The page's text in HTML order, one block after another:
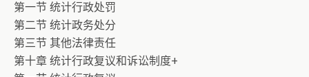
第一节 统计行政处罚
第二节 统计政务处分
第三节 其他法律责任
第十章 统计行政复议和诉讼制度+